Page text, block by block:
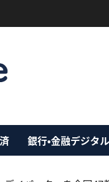
銀行・金融デジタ